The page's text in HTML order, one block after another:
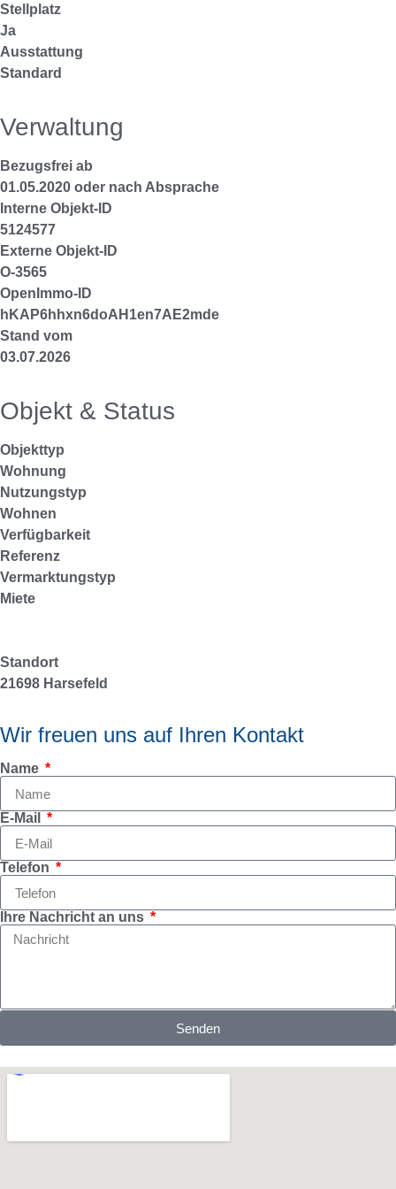
Stellplatz
Ja
Ausstattung
Standard
Verwaltung
Bezugsfrei ab
01.05.2020 oder nach Absprache
Interne Objekt-ID
5124577
Externe Objekt-ID
O-3565
OpenImmo-ID
hKAP6hhxn6doAH1en7AE2mde
Stand vom
03.07.2026
Objekt & Status
Objekttyp
Wohnung
Nutzungstyp
Wohnen
Verfügbarkeit
Referenz
Vermarktungstyp
Miete
Standort
21698 Harsefeld
Wir freuen uns auf Ihren Kontakt
Name
E-Mail
Telefon
Ihre Nachricht an uns
Senden